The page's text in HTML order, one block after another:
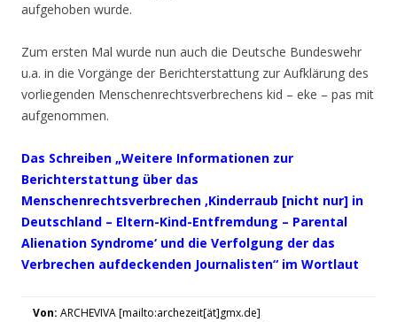
aufgehoben wurde.
Zum ersten Mal wurde nun auch die Deutsche Bundeswehr
u.a. in die Vorgänge der Berichterstattung zur Aufklärung des
vorliegenden Menschenrechtsverbrechens kid – eke – pas mit
aufgenommen.
Das Schreiben „Weitere Informationen zur
Berichterstattung über das
Menschenrechtsverbrechen ‚Kinderraub [nicht nur] in
Deutschland – Eltern-Kind-Entfremdung – Parental
Alienation Syndrome‘ und die Verfolgung der das
Verbrechen aufdeckenden Journalisten“ im Wortlaut
Von: ARCHEVIVA [mailto:archezeit[ät]gmx.de]